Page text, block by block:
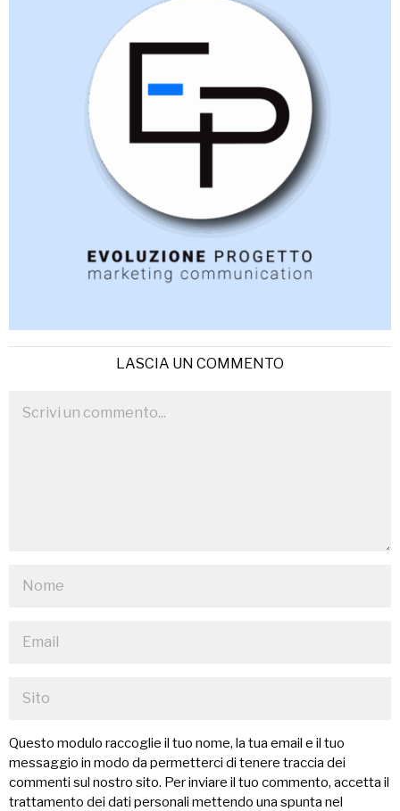
LASCIA UN COMMENTO
Questo modulo raccoglie il tuo nome, la tua email e il tuo
messaggio in modo da permetterci di tenere traccia dei
commenti sul nostro sito. Per inviare il tuo commento, accetta il
trattamento dei dati personali mettendo una spunta nel